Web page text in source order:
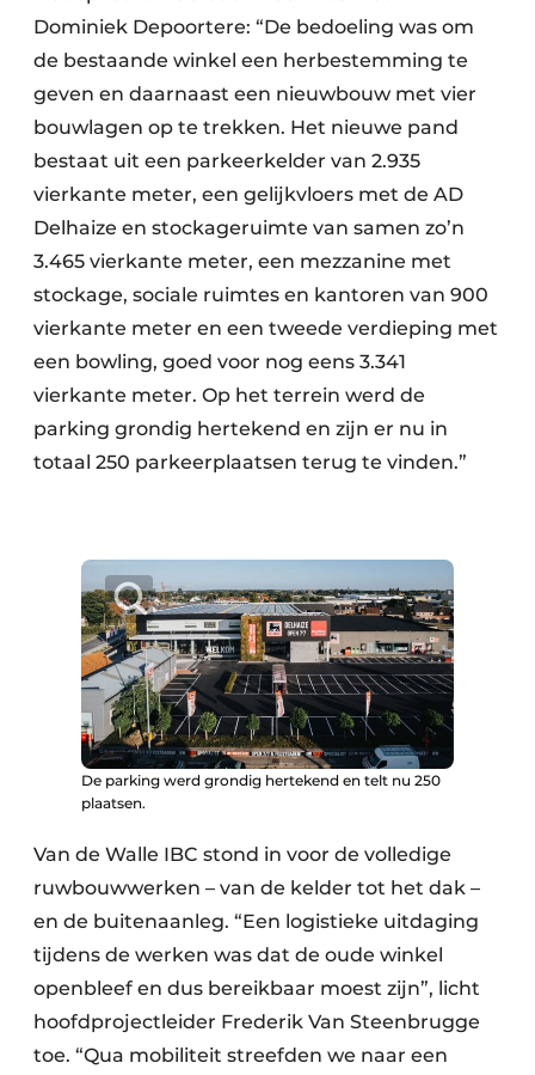
Dominiek Depoortere: “De bedoeling was om
de bestaande winkel een herbestemming te
geven en daarnaast een nieuwbouw met vier
bouwlagen op te trekken. Het nieuwe pand
bestaat uit een parkeerkelder van 2.935
vierkante meter, een gelijkvloers met de AD
Delhaize en stockageruimte van samen zo’n
3.465 vierkante meter, een mezzanine met
stockage, sociale ruimtes en kantoren van 900
vierkante meter en een tweede verdieping met
een bowling, goed voor nog eens 3.341
vierkante meter. Op het terrein werd de
parking grondig hertekend en zijn er nu in
totaal 250 parkeerplaatsen terug te vinden.”
De parking werd grondig hertekend en telt nu 250
plaatsen.
Van de Walle IBC stond in voor de volledige
ruwbouwwerken – van de kelder tot het dak –
en de buitenaanleg. “Een logistieke uitdaging
tijdens de werken was dat de oude winkel
openbleef en dus bereikbaar moest zijn”, licht
hoofdprojectleider Frederik Van Steenbrugge
toe. “Qua mobiliteit streefden we naar een